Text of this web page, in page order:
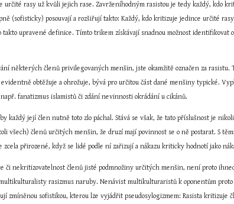
rasy už kvůli jejich rase. Zavrženíhodným rasistou je tedy každý, kdo
(sofisticky) posouvají a rozšiřují takto: Každý, kdo kritizuje jedince určité
upravené definice. Tímto trikem získávají snadnou možnost identifikovat
některých členů privilegovaných menšin, jste okamžitě označen za rasistu.
obtěžuje a ohrožuje, bývá pro určitou část dané menšiny typické.
fanatizmus islamistů či zdání nevinnosti okrádání u cikánů.
její člen nutně toto zlo páchal. Stává se však, že tato příslušnost je
všech) členů určitých menšin, že druzí mají povinnost se o ně postarat. S
přirozené, když se lidé podle ní zařizují a nákazu kriticky hodnotí jako
nekritizovatelnost členů jisté podmnožiny určitých menšin, není proto
rasizmus naruby. Nenávist multikulturaristů k oponentům
zmíněnou sofistikou, kterou lze vyjádřit pseudosylogizmem: Rasista kritizuje